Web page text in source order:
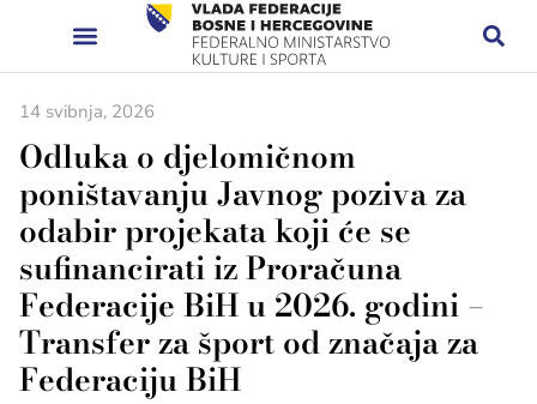
14 svibnja, 2026
Odluka o djelomičnom
poništavanju Javnog poziva za
odabir projekata koji će se
sufinancirati iz Proračuna
Federacije BiH u 2026. godini –
Transfer za šport od značaja za
Federaciju BiH